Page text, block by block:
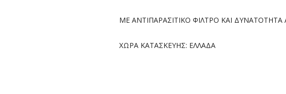
ΜΕ ΑΝΤΙΠΑΡΑΣΙΤΙΚΟ ΦΙΛΤΡΟ ΚΑΙ ΔΥΝΑΤΟΤΗΤΑ
ΧΩΡΑ ΚΑΤΑΣΚΕΥΗΣ: ΕΛΛΑΔΑ